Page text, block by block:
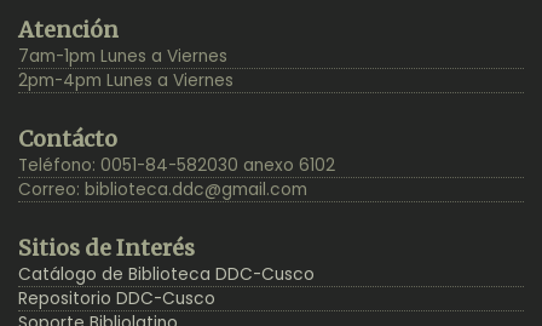
Top
Atención
7am-1pm Lunes a Viernes
2pm-4pm Lunes a Viernes
Contácto
Teléfono: 0051-84-582030 anexo 6102
Correo: biblioteca.ddc@gmail.com
Sitios de Interés
Catálogo de Biblioteca DDC-Cusco
Repositorio DDC-Cusco